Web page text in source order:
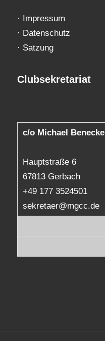
· Impressum
· Datenschutz
· Satzung
Clubsekretariat
c/o Michael Benecke
Hauptstraße 6
67813 Gerbach
+49 177 3524501
sekretaer@mgcc.de